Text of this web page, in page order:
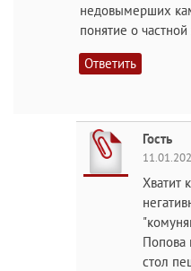
недовымерших
понятие о
Ответить
Гость
Хватит
Попова
стол